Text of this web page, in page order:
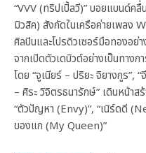
“VVV (ทริปเปิ้ลวี)” บอยแบนด์
มิวสิค) สังกัดในเครือค่ายเพลง
ศิลปินและโปรดิวเซอร์มือทองอย่
จากเปิดตัวเดบิวต์อย่างเป็นทาง
โดย “จูเนียร์ – ปริยะ จิยางกูร”,
– ศิระ วิจิตรธนารักษ์” เดินหน้าส
“ตัวปัญหา (Envy)”, “เนิร์ดดี
ของแก (My Queen)”